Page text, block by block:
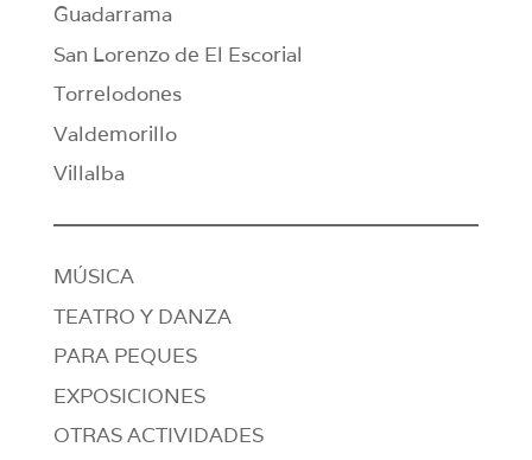
Guadarrama
San Lorenzo de El Escorial
Torrelodones
Valdemorillo
Villalba
MÚSICA
TEATRO Y DANZA
PARA PEQUES
EXPOSICIONES
OTRAS ACTIVIDADES